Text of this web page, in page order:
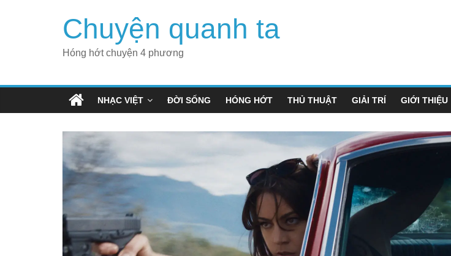
Chuyện quanh ta
Hóng hớt chuyện 4 phương
NHẠC VIỆT ĐỜI SỐNG HÓNG HỚT THỦ THUẬT GIẢI TRÍ GIỚI THIỆU